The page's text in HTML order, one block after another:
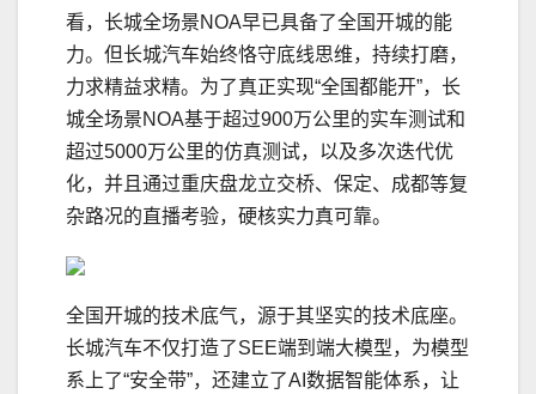
看，长城全场景NOA早已具备了全国开城的能
力。但长城汽车始终恪守底线思维，持续打磨，
力求精益求精。为了真正实现“全国都能开”，长
城全场景NOA基于超过900万公里的实车测试和
超过5000万公里的仿真测试，以及多次迭代优
化，并且通过重庆盘龙立交桥、保定、成都等复
杂路况的直播考验，硬核实力真可靠。
全国开城的技术底气，源于其坚实的技术底座。
长城汽车不仅打造了SEE端到端大模型，为模型
系上了“安全带”，还建立了AI数据智能体系，让